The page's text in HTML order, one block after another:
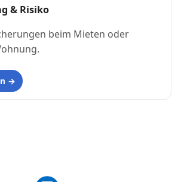
& Risiko
beim Mieten oder